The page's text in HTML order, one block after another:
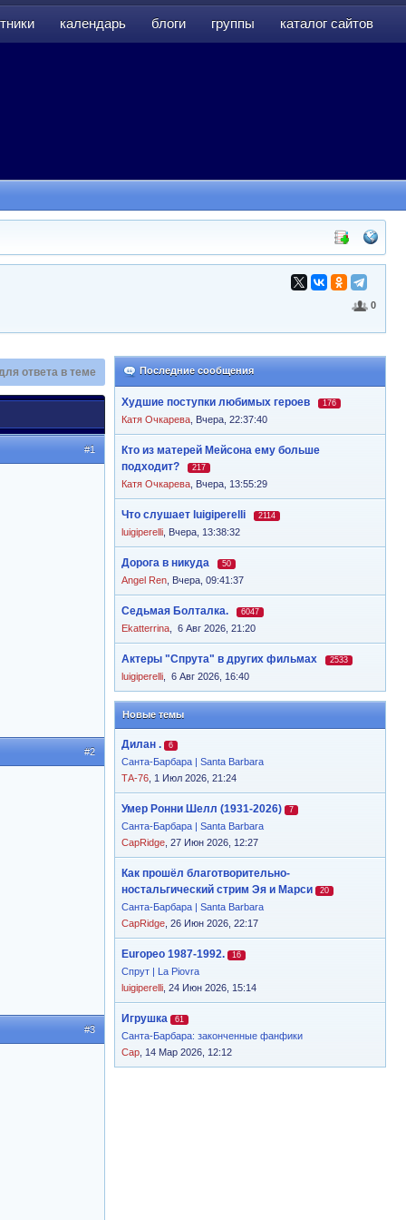
календарь блоги группы каталог сайтов
0
Последние сообщения
Худшие поступки любимых героев 176
Катя Очкарева Вчера, 22:37:40
Кто из матерей Мейсона ему больше
подходит?
217
Катя Очкарева Вчера, 13:55:29
Что слушает luigiperelli 2114
luigiperelli Вчера, 13:38:32
Дорога в никуда 50
Angel Ren Вчера, 09:41:37
Седьмая Болталка. 6047
Ekatterrina 6 Авг 2026, 21:20
Актеры "Спрута" в других фильмах 2533
luigiperelli 6 Авг 2026, 16:40
Новые темы
Дилан . 6
Санта-Барбара | Santa Barbara
ТА-76 , 1 Июл 2026, 21:24
Умер Ронни Шелл (1931-2026) 7
Санта-Барбара | Santa Barbara
CapRidge , 27 Июн 2026, 12:27
Как прошёл благотворительно-
ностальгический стрим Эя и Марси
20
Санта-Барбара | Santa Barbara
CapRidge , 26 Июн 2026, 22:17
Europeo 1987-1992. 16
Спрут | La Piovra
luigiperelli , 24 Июн 2026, 15:14
Игрушка 61
Санта-Барбара: законченные фанфики
Cap , 14 Мар 2026, 12:12
ответа в теме
#1
#2
#3